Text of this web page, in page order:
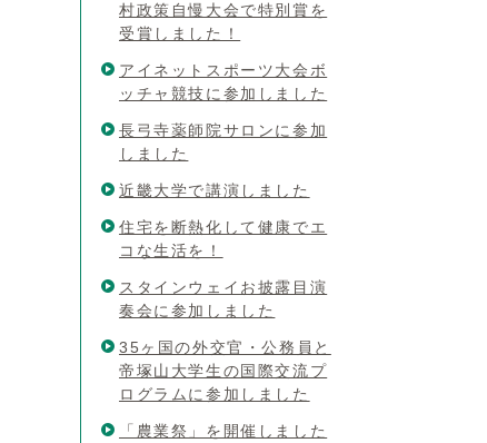
村政策自慢大会で特別賞を
受賞しました！
アイネットスポーツ大会ボ
ッチャ競技に参加しました
長弓寺薬師院サロンに参加
しました
近畿大学で講演しました
住宅を断熱化して健康でエ
コな生活を！
スタインウェイお披露目演
奏会に参加しました
35ヶ国の外交官・公務員と
帝塚山大学生の国際交流プ
ログラムに参加しました
「農業祭」を開催しました